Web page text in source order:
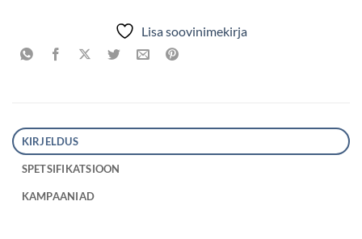
Lisa soovinimekirja
KIRJELDUS
SPETSIFIKATSIOON
KAMPAANIAD